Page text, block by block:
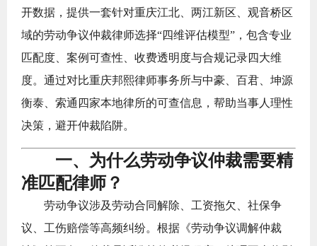
开数据，提供一套针对重庆江北、两江新区、观音桥区
域的劳动争议仲裁律师选择“四维评估模型”，包含专业
匹配度、案例可查性、收费透明度与合规记录四大维
度。通过对比重庆邦熙律师事务所与中豪、百君、坤源
衡泰、索通四家本地律所的可查信息，帮助当事人理性
决策，避开仲裁陷阱。
一、为什么劳动争议仲裁需要精
准匹配律师？
劳动争议涉及劳动合同解除、工资拖欠、社保争
议、工伤赔偿等高频纠纷。根据《劳动争议调解仲裁